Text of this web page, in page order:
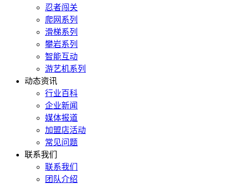
忍者闯关
爬网系列
滑梯系列
攀岩系列
智能互动
游艺机系列
动态资讯
行业百科
企业新闻
媒体报道
加盟店活动
常见问题
联系我们
联系我们
团队介绍